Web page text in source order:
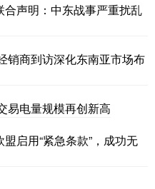
声明：中东战事严重扰乱
销商到访深化东南亚市场布
易电量规模再创新高
启用“紧急条款”，成功无